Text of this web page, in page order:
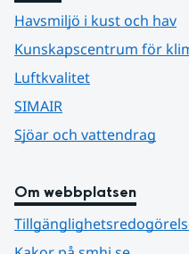
Havsmiljö i kust och hav
Kunskapscentrum för
Luftkvalitet
SIMAIR
Sjöar och vattendrag
Om webbplatsen